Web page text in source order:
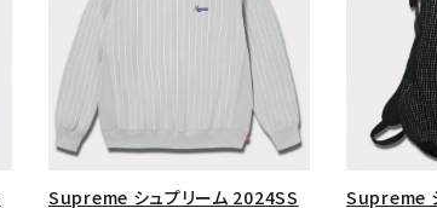
Supreme シュプリーム 2024SS
Supreme